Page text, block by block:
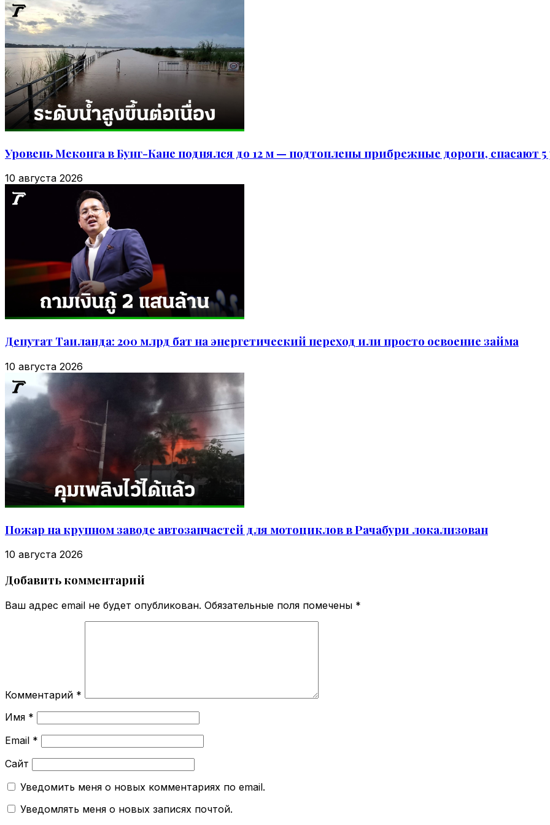
Уровень Меконга в Бунг-Кане поднялся до 12 м — подтоплены прибрежные дороги, спасают 5
10 августа 2026
Депутат Таиланда: 200 млрд бат на энергетический переход или просто освоение займа
10 августа 2026
Пожар на крупном заводе автозапчастей для мотоциклов в Рачабури локализован
10 августа 2026
Добавить комментарий
Ваш адрес email не будет опубликован. Обязательные поля помечены *
Комментарий *
Имя *
Email *
Сайт
Уведомить меня о новых комментариях по email.
Уведомлять меня о новых записях почтой.